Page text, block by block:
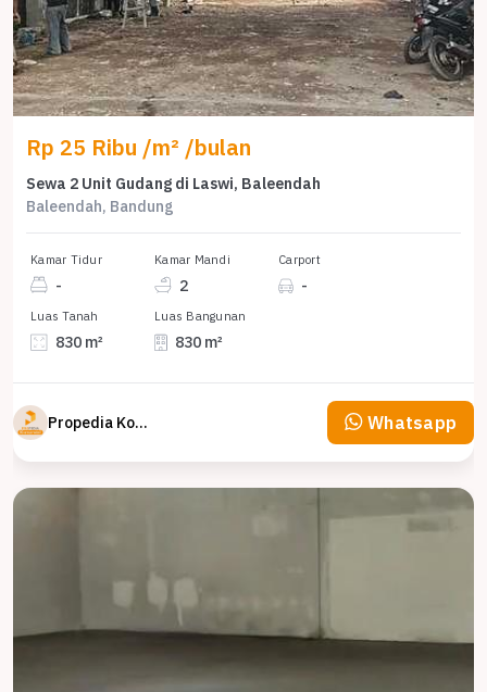
Rp 25 Ribu /m² /bulan
Sewa 2 Unit Gudang di Laswi, Baleendah
Baleendah, Bandung
Kamar Tidur
-
Kamar Mandi
2
Carport
-
Luas Tanah
830 m²
Luas Bangunan
830 m²
Propedia Komersial Whatsapp